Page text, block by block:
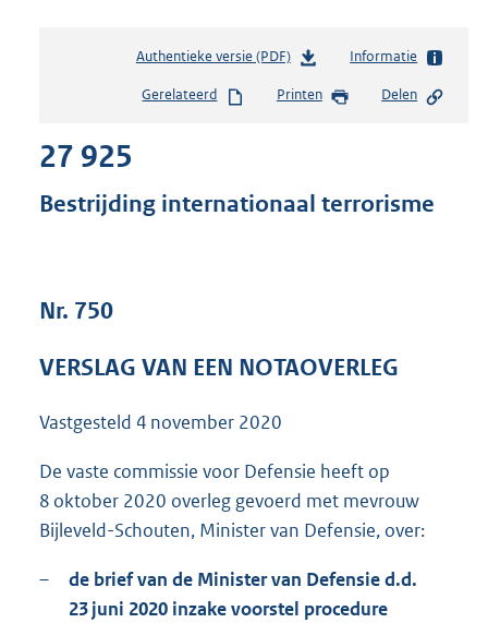
Authentieke versie (PDF)b
s
s
e
5
K
Informatie
Gerelateerd Printen Delen
27 925
Bestrijding internationaal terrorisme
Nr. 750
VERSLAG VAN EEN NOTAOVERLEG
Vastgesteld 4 november 2020
De vaste commissie voor Defensie heeft op
8 oktober 2020 overleg gevoerd met mevrouw
Bijleveld-Schouten, Minister van Defensie, over:
–
de brief van de Minister van Defensie d.d.
23 juni 2020 inzake voorstel procedure